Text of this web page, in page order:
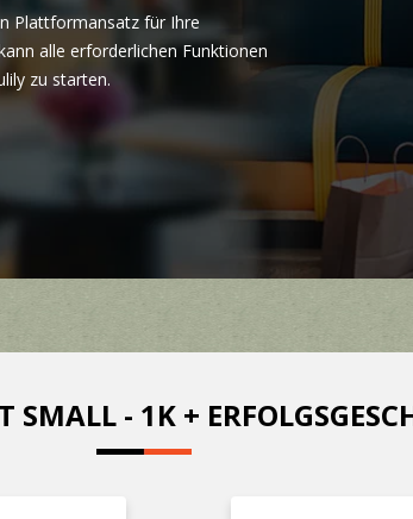
Plattformansatz für Ihre
alle erforderlichen Funktionen
zu starten.
SMALL - 1K +